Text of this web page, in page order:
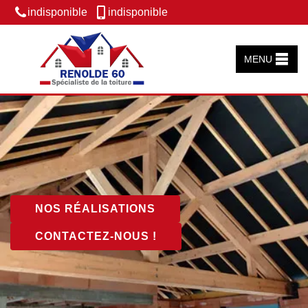
indisponible indisponible
MENU
NOS RÉALISATIONS
CONTACTEZ-NOUS !